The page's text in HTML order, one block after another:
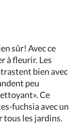
sûr! Avec ce
à fleurir. Les
bien avec
peu
Ce
fuchsia avec un
tous les jardins.